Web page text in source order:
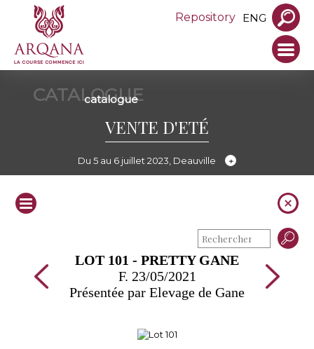
Repository ENG
CATALOGUE
catalogue
VENTE D'ETÉ
Du 5 au 6 juillet 2023, Deauville
LOT 101 - PRETTY GANE
F. 23/05/2021
Présentée par Elevage de Gane